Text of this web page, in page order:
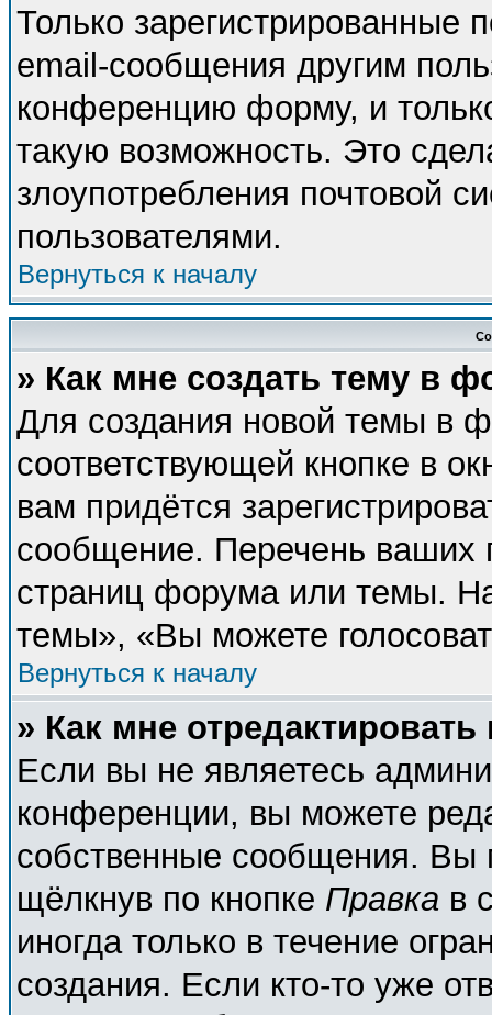
Только зарегистрированные
email-сообщения другим
конференцию форму, и
такую возможность. Это
злоупотребления почтовой
пользователями.
Вернуться к началу
» Как мне создать тему в
Для создания новой темы в
соответствующей кнопке в
вам придётся
сообщение. Перечень ваших
страниц форума или темы.
темы», «Вы можете
Вернуться к началу
» Как мне
Если вы не являетесь
конференции, вы можете
собственные сообщения. Вы
щёлкнув по кнопке Правка в
иногда только в течение
создания. Если кто-то уже